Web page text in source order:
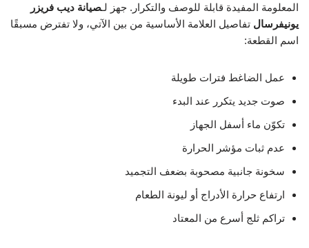
المعلومة المفيدة قابلة للوصف والتكرار. جهز لـصيانة ديب فريزر
يونيفرسال تفاصيل العلامة الأساسية من بين الآتي، ولا تفترض مسبقًا
اسم القطعة:
عمل الضاغط فترات طويلة
صوت جديد يتكرر عند البدء
تكوّن ماء أسفل الجهاز
عدم ثبات مؤشر الحرارة
سخونة جانبية مصحوبة بضعف التجميد
ارتفاع حرارة الأدراج أو ليونة الطعام
تراكم ثلج أسرع من المعتاد